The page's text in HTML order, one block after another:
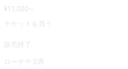
¥11,000~
チケットを買う
販売終了
ローチケ S席